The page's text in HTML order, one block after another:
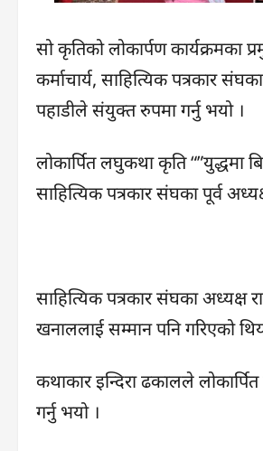
सो कृतिको लोकार्पण कार्यक्रमका
कर्माचार्य, साहित्यिक पत्रकार
पहाडीले संयुक्त रुपमा गर्नु भयो ।
लोकार्पित लघुकथा कृति “”युद्धमा
साहित्यिक पत्रकार संघका पूर्व
साहित्यिक पत्रकार संघका अध्यक्ष
खनाललाई सम्मान पनि गरिएको
कथाकार इन्दिरा ढकालले
गर्नु भयो ।